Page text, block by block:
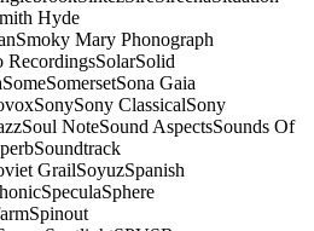
Hyde
Smoky Mary Phonograph
RecordingsSolarSolid
SomeSomersetSona Gaia
SonySony ClassicalSony
Soul NoteSound AspectsSounds Of
Soundtrack
GrailSoyuzSpanish
SpeculaSphere
Spinout